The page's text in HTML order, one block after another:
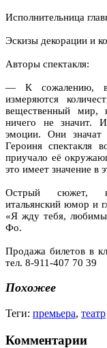
Исполнительница
Эскизы декорации и
Авторы спектакля:
— К сожалению, в
измеряются
вещественный мир,
ничего не значит.
эмоции. Они значат
Героиня спектакля
приучало её
это имеет значение в
Острый сюжет,
итальянский юмор и
«Я жду тебя,
Фо.
Продажа билетов в
тел. 8-911-407 70 39
Похожее
Теги: премьера, театр
Комментарии